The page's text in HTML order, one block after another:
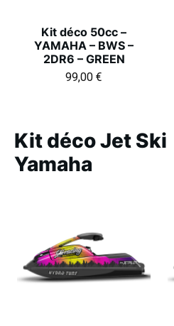
Kit déco 50cc –
YAMAHA – BWS –
2DR6 – GREEN
99,00 €
Kit déco Jet Ski
Yamaha